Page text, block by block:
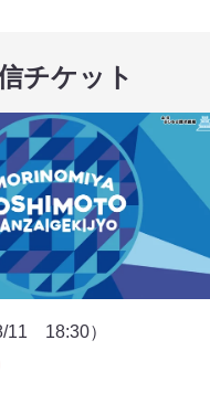
チケット
11 18:30）